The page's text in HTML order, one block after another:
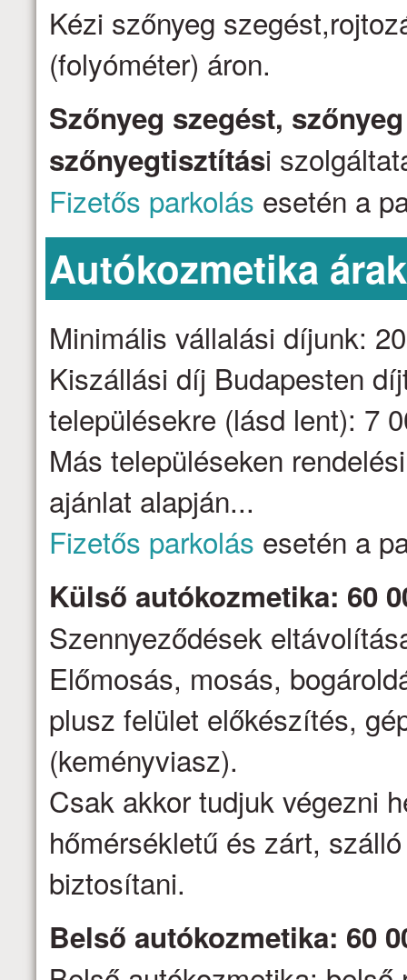
Kézi szőnyeg
(folyóméter) áron.
Szőnyeg szegést,
szőnyegtisztítási
Fizetős parkolás esetén a
Autókozmetika árak
Minimális vállalási díjunk:
Kiszállási díj Budapesten
településekre (lásd lent): 7
Más településeken
ajánlat alapján...
Fizetős parkolás esetén a
Külső autókozmetika: 60
Szennyeződések
Előmosás, mosás,
plusz felület előkészítés,
(keményviasz).
Csak akkor tudjuk végezni
hőmérsékletű és zárt,
biztosítani.
Belső autókozmetika: 60